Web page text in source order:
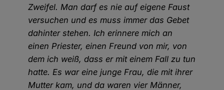
Zweifel. Man darf es nie auf eigene Faust
versuchen und es muss immer das Gebet
dahinter stehen. Ich erinnere mich an
einen Priester, einen Freund von mir, von
dem ich weiß, dass er mit einem Fall zu tun
hatte. Es war eine junge Frau, die mit ihrer
Mutter kam, und da waren vier Männer,